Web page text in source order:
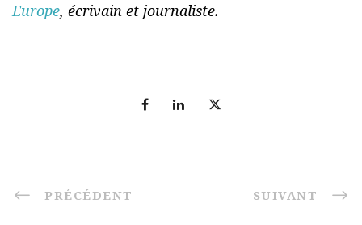
Europe, écrivain et journaliste.
PRÉCÉDENT SUIVANT